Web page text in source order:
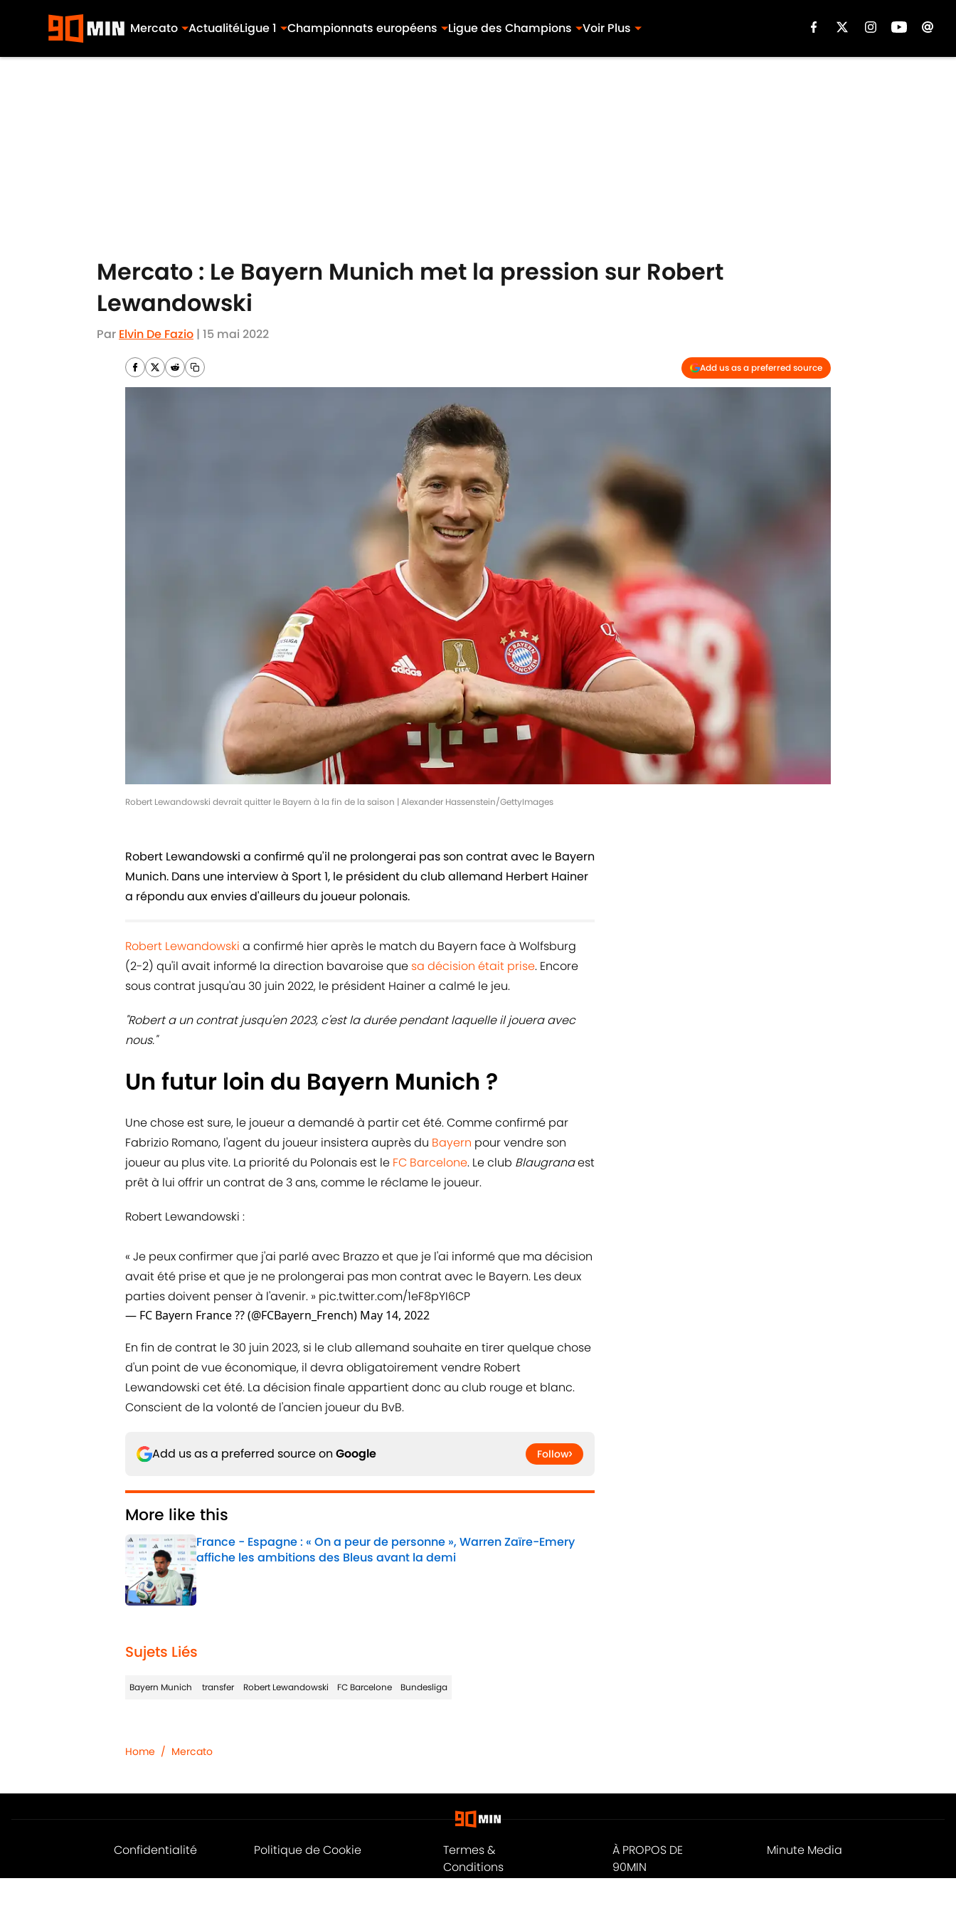
Mercato ActualitéLigue 1 Championnats européens Ligue des Champions Voir Plus
Mercato : Le Bayern Munich met la pression sur Robert
Lewandowski
Par Elvin De Fazio | 15 mai 2022
Add us as a preferred source
Robert Lewandowski devrait quitter le Bayern à la fin de la saison | Alexander Hassenstein/GettyImages
Robert Lewandowski a confirmé qu'il ne prolongerai pas son contrat avec le Bayern
Munich. Dans une interview à Sport 1, le président du club allemand Herbert Hainer
a répondu aux envies d'ailleurs du joueur polonais.
Robert Lewandowski a confirmé hier après le match du Bayern face à Wolfsburg
(2-2) qu'il avait informé la direction bavaroise que sa décision était prise. Encore
sous contrat jusqu'au 30 juin 2022, le président Hainer a calmé le jeu.
"Robert a un contrat jusqu'en 2023, c'est la durée pendant laquelle il jouera avec
nous."
Un futur loin du Bayern Munich ?
Une chose est sure, le joueur a demandé à partir cet été. Comme confirmé par
Fabrizio Romano, l'agent du joueur insistera auprès du Bayern pour vendre son
joueur au plus vite. La priorité du Polonais est le FC Barcelone. Le club Blaugranaest
prêt à lui offrir un contrat de 3 ans, comme le réclame le joueur.
Robert Lewandowski :
« Je peux confirmer que j'ai parlé avec Brazzo et que je l'ai informé que ma décision
avait été prise et que je ne prolongerai pas mon contrat avec le Bayern. Les deux
parties doivent penser à l'avenir. » pic.twitter.com/1eF8pYI6CP
— FC Bayern France ?? (@FCBayern_French) May 14, 2022
En fin de contrat le 30 juin 2023, si le club allemand souhaite en tirer quelque chose
d'un point de vue économique, il devra obligatoirement vendre Robert
Lewandowski cet été. La décision finale appartient donc au club rouge et blanc.
Conscient de la volonté de l'ancien joueur du BvB.
Add us as a preferred source on Google Follow
More like this
France - Espagne : « On a peur de personne », Warren Zaïre-Emery
affiche les ambitions des Bleus avant la demi
Sujets Liés
Bayern Munich transfer Robert Lewandowski FC Barcelone Bundesliga
Home / Mercato
Confidentialité Politique de Cookie
Termes &
Conditions
À PROPOS DE
90MIN
Minute Media